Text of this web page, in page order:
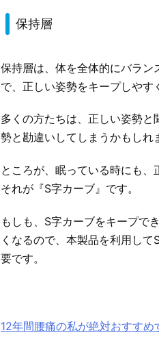
保持層
保持層は、体を全体的にバラン
で、正しい姿勢をキープしやす
多くの方たちは、正しい姿勢
勢と勘違いしてしまうかもしれ
ところが、眠っている時にも、
それが『S字カーブ』です。
もしも、S字カーブをキープで
くなるので、本製品を利用し
要です。
12年間腰痛の私が絶対おすす